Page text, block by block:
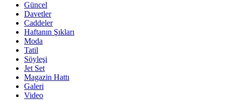
Güncel
Davetler
Caddeler
Haftanın Şıkları
Moda
Tatil
Söyleşi
Jet Set
Magazin Hattı
Galeri
Video